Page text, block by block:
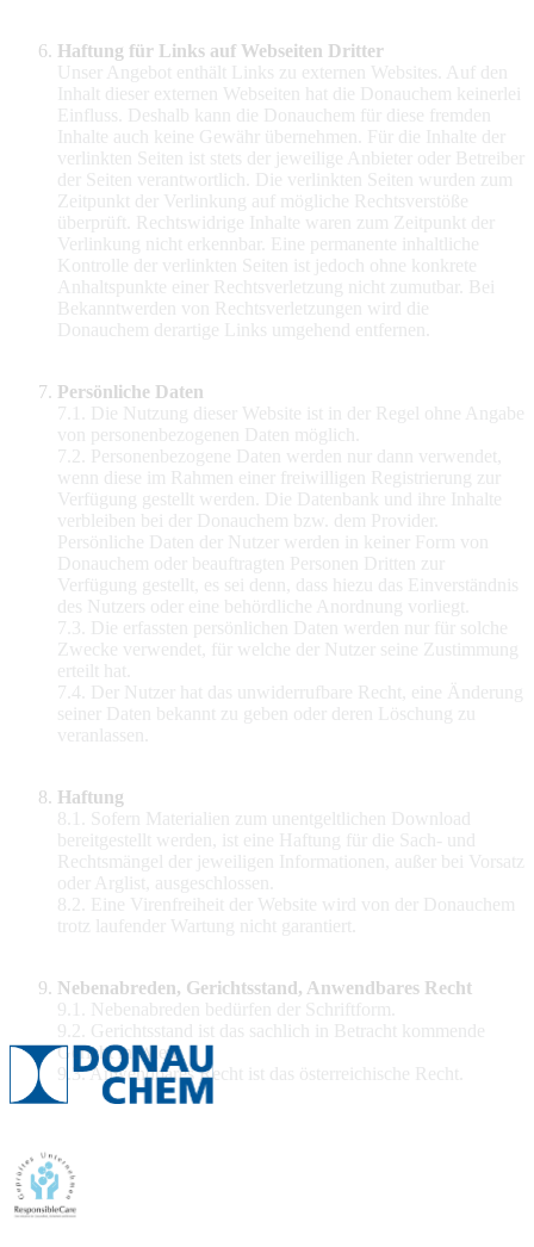
Haftung für Links auf Webseiten Dritter
Unser Angebot enthält Links zu externen Websites. Auf den
Inhalt dieser externen Webseiten hat die Donauchem keinerlei
Einfluss. Deshalb kann die Donauchem für diese fremden
Inhalte auch keine Gewähr übernehmen. Für die Inhalte der
verlinkten Seiten ist stets der jeweilige Anbieter oder Betreiber
der Seiten verantwortlich. Die verlinkten Seiten wurden zum
Zeitpunkt der Verlinkung auf mögliche Rechtsverstöße
überprüft. Rechtswidrige Inhalte waren zum Zeitpunkt der
Verlinkung nicht erkennbar. Eine permanente inhaltliche
Kontrolle der verlinkten Seiten ist jedoch ohne konkrete
Anhaltspunkte einer Rechtsverletzung nicht zumutbar. Bei
Bekanntwerden von Rechtsverletzungen wird die
Donauchem derartige Links umgehend entfernen.
Persönliche Daten
7.1. Die Nutzung dieser Website ist in der Regel ohne Angabe
von personenbezogenen Daten möglich.
7.2. Personenbezogene Daten werden nur dann verwendet,
wenn diese im Rahmen einer freiwilligen Registrierung zur
Verfügung gestellt werden. Die Datenbank und ihre Inhalte
verbleiben bei der Donauchem bzw. dem Provider.
Persönliche Daten der Nutzer werden in keiner Form von
Donauchem oder beauftragten Personen Dritten zur
Verfügung gestellt, es sei denn, dass hiezu das Einverständnis
des Nutzers oder eine behördliche Anordnung vorliegt.
7.3. Die erfassten persönlichen Daten werden nur für solche
Zwecke verwendet, für welche der Nutzer seine Zustimmung
erteilt hat.
7.4. Der Nutzer hat das unwiderrufbare Recht, eine Änderung
seiner Daten bekannt zu geben oder deren Löschung zu
veranlassen.
Haftung
8.1. Sofern Materialien zum unentgeltlichen Download
bereitgestellt werden, ist eine Haftung für die Sach- und
Rechtsmängel der jeweiligen Informationen, außer bei Vorsatz
oder Arglist, ausgeschlossen.
8.2. Eine Virenfreiheit der Website wird von der Donauchem
trotz laufender Wartung nicht garantiert.
Nebenabreden, Gerichtsstand, Anwendbares Recht
9.1. Nebenabreden bedürfen der Schriftform.
9.2. Gerichtsstand ist das sachlich in Betracht kommende
Gericht in Wien.
9.3. Anwendbares Recht ist das österreichische Recht.